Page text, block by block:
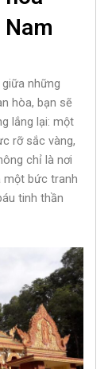
những
hòa, bạn sẽ
lắng lại: một
rỡ sắc vàng,
chỉ là nơi
một bức tranh
tinh thần